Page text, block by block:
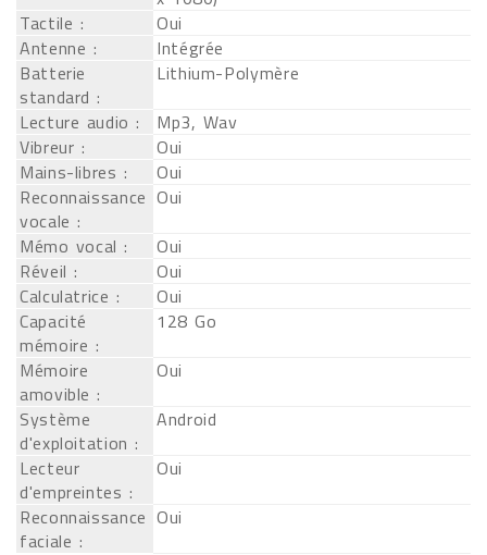
Tactile :
Oui
Antenne :
Intégrée
Batterie
standard :
Lithium-Polymère
Lecture audio :
Mp3, Wav
Vibreur :
Oui
Mains-libres :
Oui
Reconnaissance
vocale :
Oui
Mémo vocal :
Oui
Réveil :
Oui
Calculatrice :
Oui
Capacité
mémoire :
128 Go
Mémoire
amovible :
Oui
Système
d'exploitation :
Android
Lecteur
d'empreintes :
Oui
Reconnaissance
faciale :
Oui